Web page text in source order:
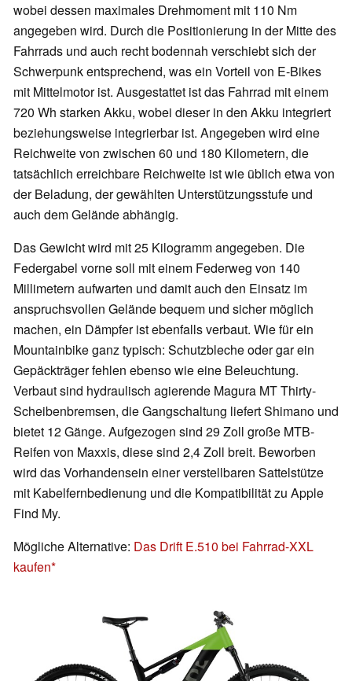
wobei dessen maximales Drehmoment mit 110 Nm
angegeben wird. Durch die Positionierung in der Mitte des
Fahrrads und auch recht bodennah verschiebt sich der
Schwerpunk entsprechend, was ein Vorteil von E-Bikes
mit Mittelmotor ist. Ausgestattet ist das Fahrrad mit einem
720 Wh starken Akku, wobei dieser in den Akku integriert
beziehungsweise integrierbar ist. Angegeben wird eine
Reichweite von zwischen 60 und 180 Kilometern, die
tatsächlich erreichbare Reichweite ist wie üblich etwa von
der Beladung, der gewählten Unterstützungsstufe und
auch dem Gelände abhängig.
Das Gewicht wird mit 25 Kilogramm angegeben. Die
Federgabel vorne soll mit einem Federweg von 140
Millimetern aufwarten und damit auch den Einsatz im
anspruchsvollen Gelände bequem und sicher möglich
machen, ein Dämpfer ist ebenfalls verbaut. Wie für ein
Mountainbike ganz typisch: Schutzbleche oder gar ein
Gepäckträger fehlen ebenso wie eine Beleuchtung.
Verbaut sind hydraulisch agierende Magura MT Thirty-
Scheibenbremsen, die Gangschaltung liefert Shimano und
bietet 12 Gänge. Aufgezogen sind 29 Zoll große MTB-
Reifen von Maxxis, diese sind 2,4 Zoll breit. Beworben
wird das Vorhandensein einer verstellbaren Sattelstütze
mit Kabelfernbedienung und die Kompatibilität zu Apple
Find My.
Mögliche Alternative: Das Drift E.510 bei Fahrrad-XXL
kaufen